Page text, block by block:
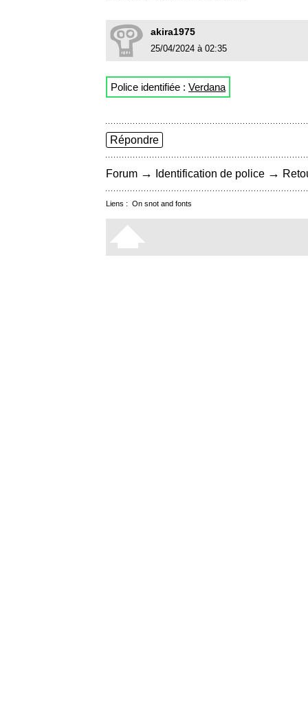
akira1975
25/04/2024 à 02:35
Police identifiée : Verdana
Répondre
Forum → Identification de police →
Liens : On snot and fonts